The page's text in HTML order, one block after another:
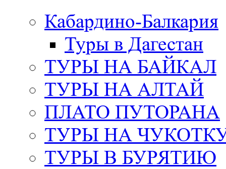
Кабардино-Балкария
Туры в Дагестан
ТУРЫ НА БАЙКАЛ
ТУРЫ НА АЛТАЙ
ПЛАТО ПУТОРАНА
ТУРЫ НА
ТУРЫ В БУРЯТИЮ